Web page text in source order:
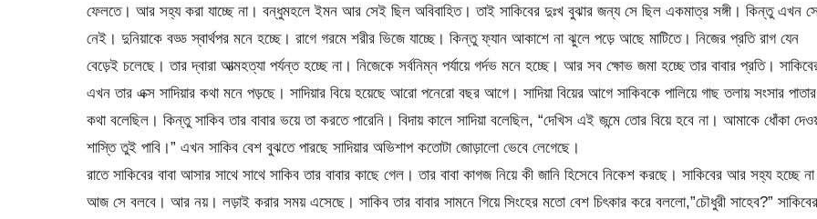
ফেলতে। আর সহ্য করা যাচ্ছে না। বন্ধুমহলে ইমন আর সেই ছিল অবিবাহিত। তাই সাকিবের দুঃখ বুঝার জন্য সে ছিল একমাত্র সঙ্গী। কিন্তু এখন
নেই। দুনিয়াকে বড্ড স্বার্থপর মনে হচ্ছে। রাগে গরমে শরীর ভিজে যাচ্ছে‌। কিন্তু ফ্যান আকাশে না ঝুলে পড়ে আছে মাটিতে। নিজের প্রতি রাগ যেন
বেড়েই চলেছে। তার দ্বারা আত্মহত্যা পর্যন্ত হচ্ছে না। নিজেকে সর্বনিম্ন পর্যায়ে গর্দভ মনে হচ্ছে। আর সব ক্ষোভ জমা হচ্ছে তার বাবার প্রতি।
এখন তার এক্স সাদিয়ার কথা মনে পড়ছে। সাদিয়ার বিয়ে হয়েছে আরো পনেরো বছর আগে। সাদিয়া বিয়ের আগে সাকিবকে পালিয়ে গাছ তলায় সংসার পাতার
কথা বলেছিল। কিন্তু সাকিব তার বাবার ভয়ে তা করতে পারেনি। বিদায় কালে সাদিয়া বলেছিল, “দেখিস এই জন্মে তোর বিয়ে হবে না। আমাকে ধোঁকা
শাস্তি তুই পাবি।” এখন সাকিব বেশ বুঝতে পারছে সাদিয়ার অভিশাপ কতোটা জোড়ালো ভেবে লেগেছে।
রাতে সাকিবের বাবা আসার সাথে সাথে সাকিব তার বাবার কাছে গেল। তার বাবা কাগজ নিয়ে কী জানি হিসেবে নিকেশ করছে। সাকিবের আর সহ্য হচ্ছে
আজ সে বলবে। আর নয়। লড়াই করার সময় এসেছে। সাকিব তার বাবার সামনে গিয়ে সিংহের মতো বেশ চিৎকার করে বললো,”চৌধুরী সাহেব?” সাকিবের